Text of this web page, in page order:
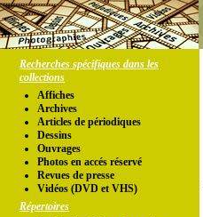
Recherches spécifiques dans les
collections
Affiches
Archives
Articles de périodiques
Dessins
Ouvrages
Photos en accés réservé
Revues de presse
Vidéos (DVD et VHS)
Répertoires